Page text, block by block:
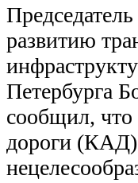
развитию
Петербурга
сообщил, что
дороги (КАД)